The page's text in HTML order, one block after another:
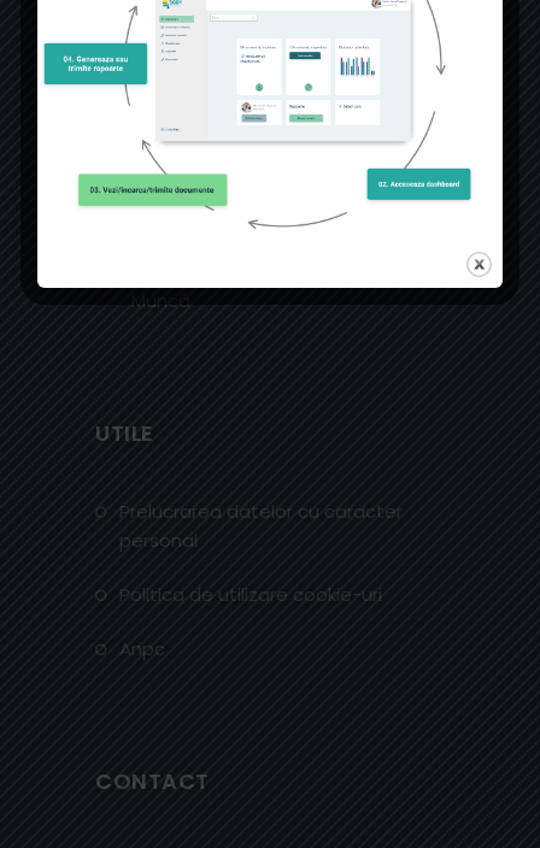
Profesional
Coordonare SSM în Șantier
Servicii in domeniul situațiilor de
urgență
Echipamente de Protecție,
Semnalizare și Stingere
Muncă
UTILE
prelucrarea datelor cu caracter
personal
politica de utilizare cookie-uri
anpc
CONTACT